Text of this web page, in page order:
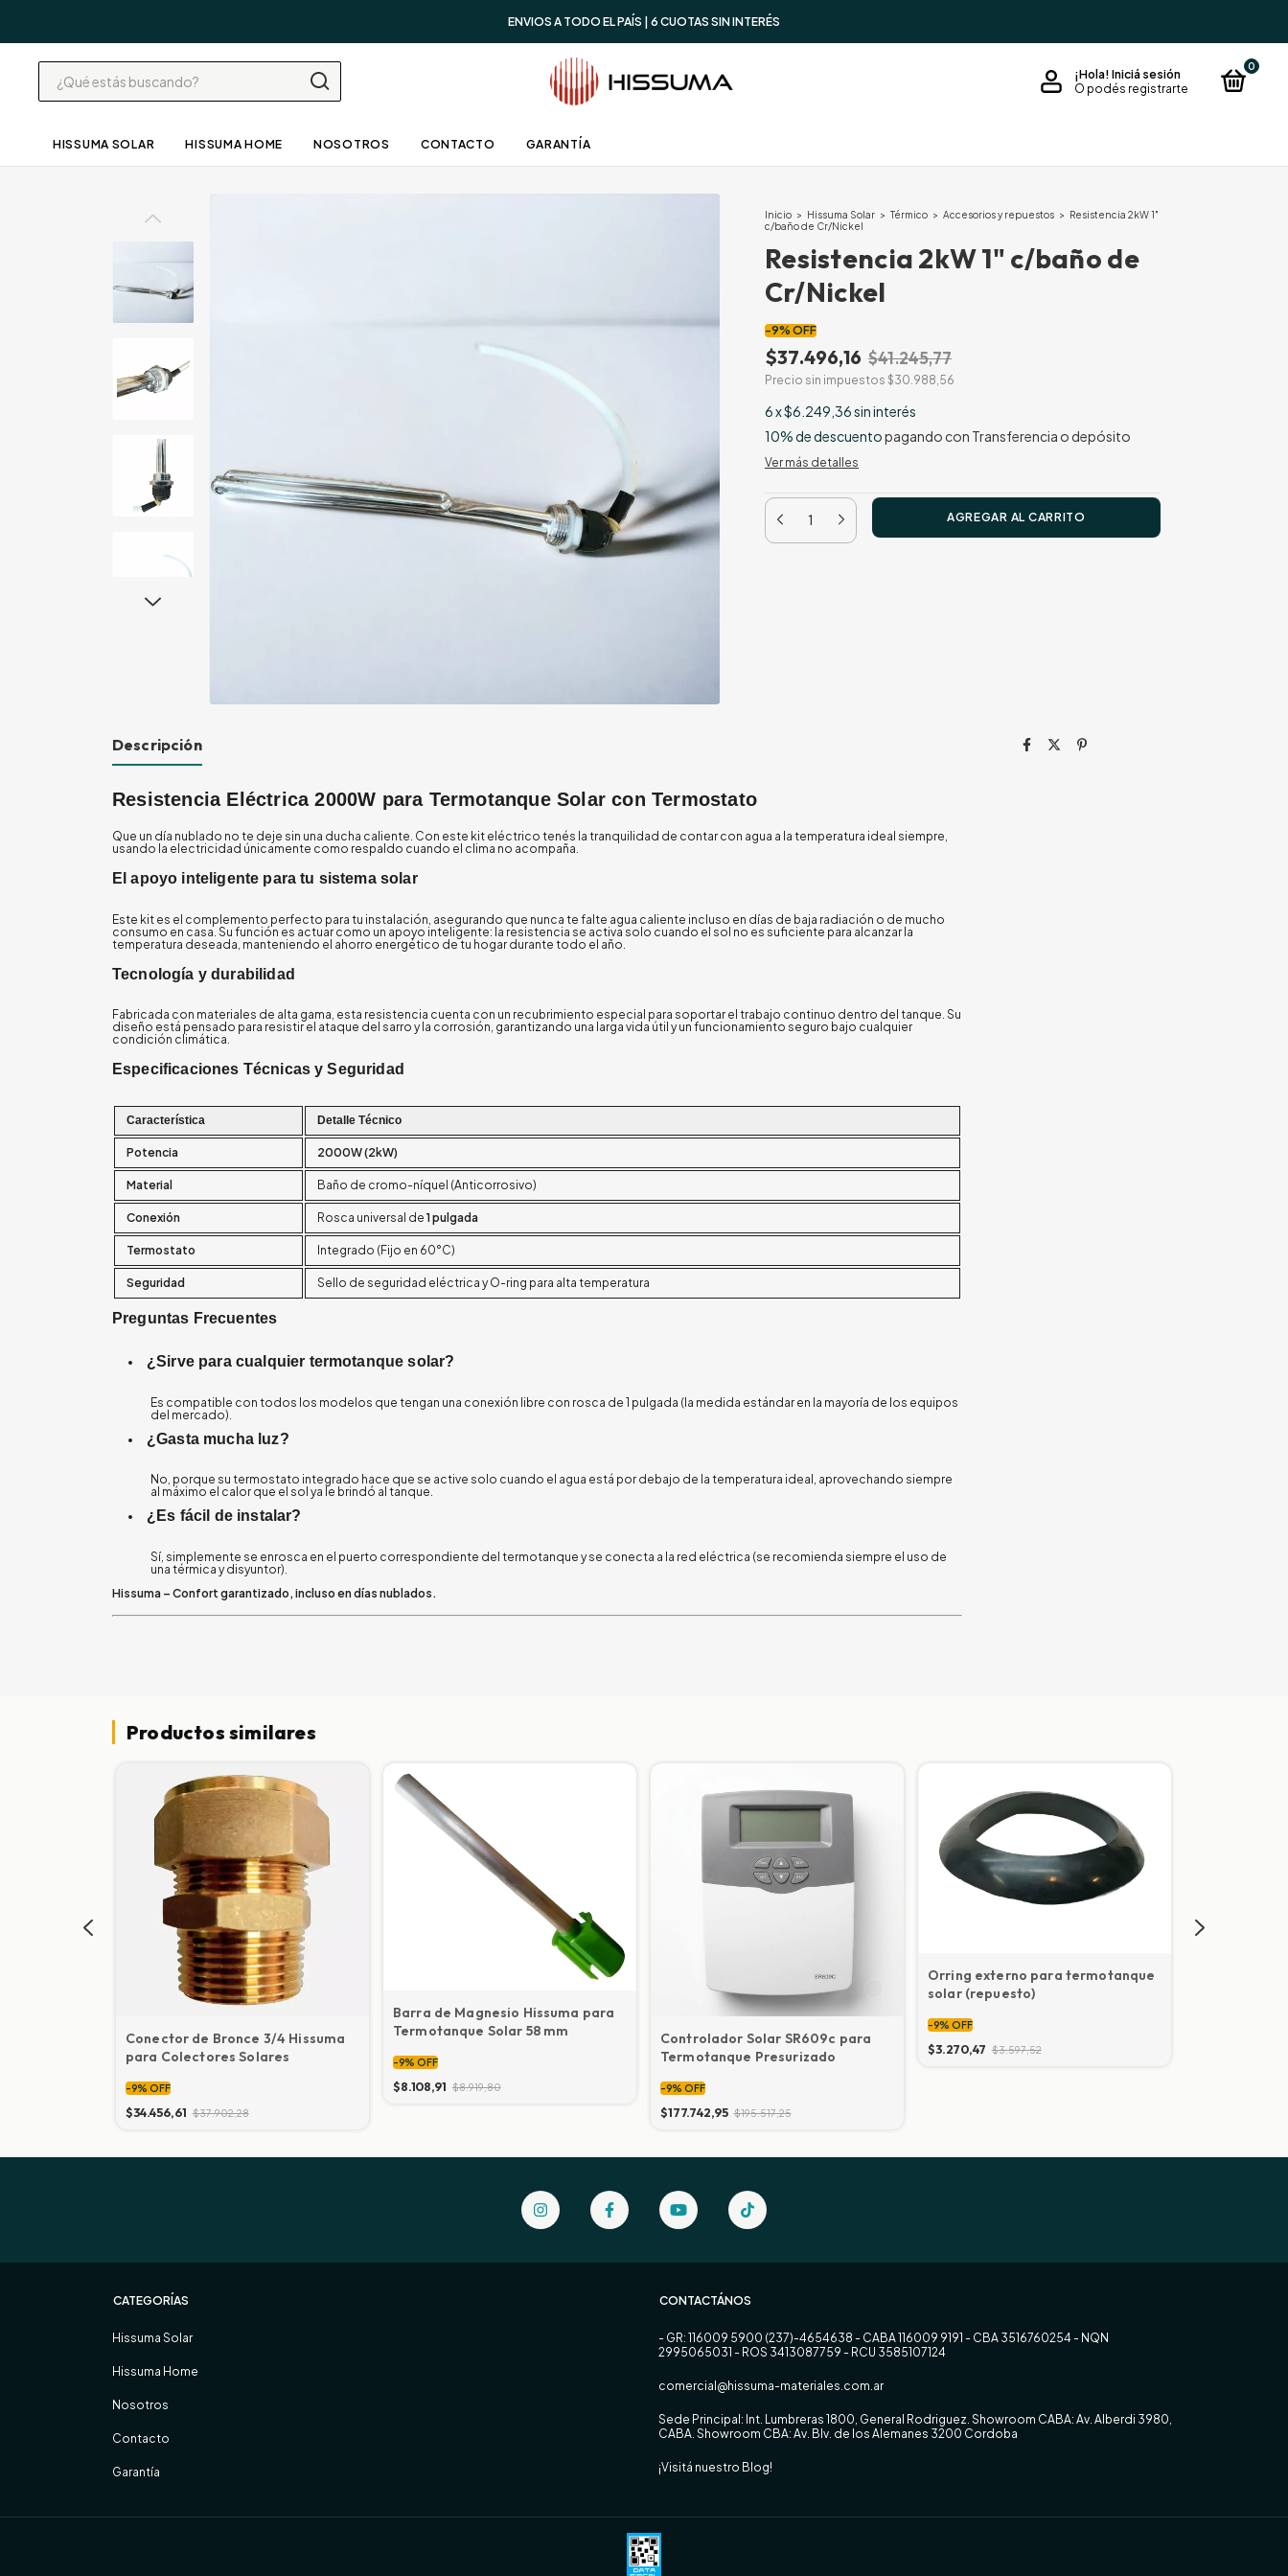
ENVIOS A TODO EL PAÍS | 6 CUOTAS SIN INTERÉS
¡Hola! Iniciá sesión
O podés registrarte
0
HISSUMA SOLAR HISSUMA HOME NOSOTROS CONTACTO GARANTÍA
Inicio > Hissuma Solar > Térmico > Accesorios y repuestos > Resistencia 2kW 1"
c/baño de Cr/Nickel
Resistencia 2kW 1" c/baño de
Cr/Nickel
-9% OFF
$37.496,16 $41.245,77
Precio sin impuestos $30.988,56
6x$6.249,36sin interés
10% de descuentopagando con Transferencia o depósito
Ver más detalles
Descripción
Resistencia Eléctrica 2000W para Termotanque Solar con Termostato
Que un día nublado no te deje sin una ducha caliente. Con este kit eléctrico tenés la tranquilidad de contar con agua a la temperatura ideal siempre,
usando la electricidad únicamente como respaldo cuando el clima no acompaña.
El apoyo inteligente para tu sistema solar
Este kit es el complemento perfecto para tu instalación, asegurando que nunca te falte agua caliente incluso en días de baja radiación o de mucho
consumo en casa. Su función es actuar como un apoyo inteligente: la resistencia se activa solo cuando el sol no es suficiente para alcanzar la
temperatura deseada, manteniendo el ahorro energético de tu hogar durante todo el año.
Tecnología y durabilidad
Fabricada con materiales de alta gama, esta resistencia cuenta con un recubrimiento especial para soportar el trabajo continuo dentro del tanque. Su
diseño está pensado para resistir el ataque del sarro y la corrosión, garantizando una larga vida útil y un funcionamiento seguro bajo cualquier
condición climática.
Especificaciones Técnicas y Seguridad
Característica Detalle Técnico
Potencia 2000W (2kW)
Material Baño de cromo-níquel (Anticorrosivo)
Conexión Rosca universal de 1 pulgada
Termostato Integrado (Fijo en 60°C)
Seguridad Sello de seguridad eléctrica y O-ring para alta temperatura
Preguntas Frecuentes
¿Sirve para cualquier termotanque solar?
Es compatible con todos los modelos que tengan una conexión libre con rosca de 1 pulgada (la medida estándar en la mayoría de los equipos
del mercado).
¿Gasta mucha luz?
No, porque su termostato integrado hace que se active solo cuando el agua está por debajo de la temperatura ideal, aprovechando siempre
al máximo el calor que el sol ya le brindó al tanque.
¿Es fácil de instalar?
Sí, simplemente se enrosca en el puerto correspondiente del termotanque y se conecta a la red eléctrica (se recomienda siempre el uso de
una térmica y disyuntor).
Hissuma – Confort garantizado, incluso en días nublados.
Productos similares
Conector de Bronce 3/4 Hissuma
para Colectores Solares
-9% OFF
$34.456,61 $37.902,28
Barra de Magnesio Hissuma para
Termotanque Solar 58 mm
-9% OFF
$8.108,91 $8.919,80
Controlador Solar SR609c para
Termotanque Presurizado
-9% OFF
$177.742,95 $195.517,25
Orring externo para termotanque
solar (repuesto)
-9% OFF
$3.270,47 $3.597,52
CATEGORÍAS
Hissuma Solar
Hissuma Home
Nosotros
Contacto
Garantía
CONTACTÁNOS
- GR: 116009 5900 (237)-4654638 - CABA 116009 9191 - CBA 3516760254 - NQN
2995065031 - ROS 3413087759 - RCU 3585107124
comercial@hissuma-materiales.com.ar
Sede Principal: Int. Lumbreras 1800, General Rodriguez. Showroom CABA: Av. Alberdi 3980,
CABA. Showroom CBA: Av. Blv. de los Alemanes 3200 Cordoba
¡Visitá nuestro Blog!